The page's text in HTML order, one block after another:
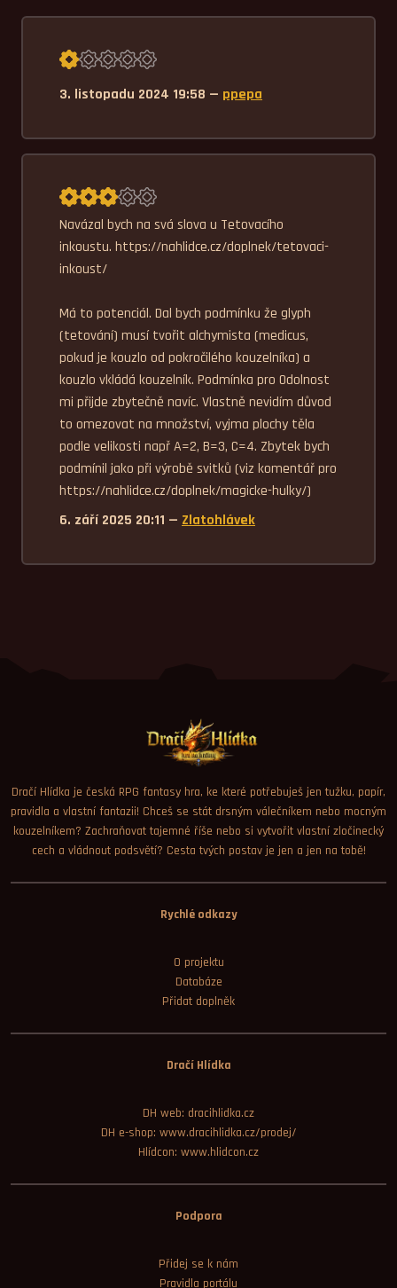
Průměrné hodnocení 1,0.
3. listopadu 2024 19:58 — ppepa
Průměrné hodnocení 3,0.
Navázal bych na svá slova u Tetovacího
inkoustu. https://nahlidce.cz/doplnek/tetovaci-
inkoust/
Má to potenciál. Dal bych podmínku že glyph
(tetování) musí tvořit alchymista (medicus,
pokud je kouzlo od pokročilého kouzelníka) a
kouzlo vkládá kouzelník. Podmínka pro Odolnost
mi přijde zbytečně navíc. Vlastně nevidím důvod
to omezovat na množství, vyjma plochy těla
podle velikosti např A=2, B=3, C=4. Zbytek bych
podmínil jako při výrobě svitků (viz komentář pro
https://nahlidce.cz/doplnek/magicke-hulky/)
6. září 2025 20:11 — Zlatohlávek
Dračí Hlídka je česká RPG fantasy hra, ke které potřebuješ jen tužku, papír,
pravidla a vlastní fantazii! Chceš se stát drsným válečníkem nebo mocným
kouzelníkem? Zachraňovat tajemné říše nebo si vytvořit vlastní zločinecký
cech a vládnout podsvětí? Cesta tvých postav je jen a jen na tobě!
Rychlé odkazy
O projektu
Databáze
Přidat doplněk
Dračí Hlídka
DH web: dracihlidka.cz
DH e-shop: www.dracihlidka.cz/prodej/
Hlídcon: www.hlidcon.cz
Podpora
Přidej se k nám
Pravidla portálu